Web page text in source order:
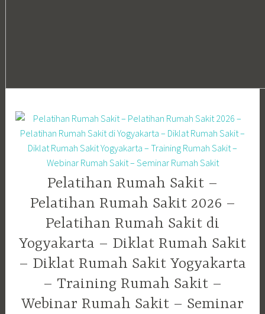
Pelatihan Rumah Sakit –
Pelatihan Rumah Sakit 2026 –
Pelatihan Rumah Sakit di
Yogyakarta – Diklat Rumah Sakit
– Diklat Rumah Sakit Yogyakarta
– Training Rumah Sakit –
Webinar Rumah Sakit – Seminar